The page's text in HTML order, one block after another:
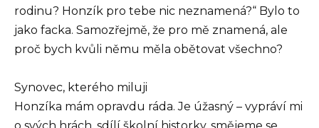
rodinu? Honzík pro tebe nic neznamená?“ Bylo to
jako facka. Samozřejmě, že pro mě znamená, ale
proč bych kvůli němu měla obětovat všechno?
Synovec, kterého miluji
Honzíka mám opravdu ráda. Je úžasný – vypráví mi